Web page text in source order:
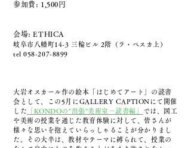
参加費: 1,500円
会場: ETHICA
岐阜市八幡町14-3 三輪ビル 2階（ラ・ペスカ上）
tel058-207-8899
大岩オスカール作の絵本「はじめてアート」の読書
会として、この5月にGALLERY CAPTIONにて開催
した
「KONDOの"出張"美術室－読書編」
では、図工
や美術の授業を通じた教育体験に対して、皆さんが
様々な思いを抱えていらっしゃることが分かりまし
た。その大半は、教材やテーマに縛られて、授業の